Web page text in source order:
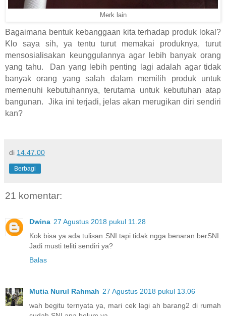
Merk lain
Bagaimana bentuk kebanggaan kita terhadap produk lokal?
Klo saya sih, ya tentu turut memakai produknya, turut
mensosialisakan keunggulannya agar lebih banyak orang
yang tahu.
Dan yang lebih penting lagi adalah agar tidak
banyak orang yang salah dalam memilih produk untuk
memenuhi kebutuhannya, terutama untuk kebutuhan atap
bangunan.
Jika ini terjadi, jelas akan merugikan diri sendiri
kan?
di 14.47.00
Berbagi
21 komentar:
Dwina 27 Agustus 2018 pukul 11.28
Kok bisa ya ada tulisan SNI tapi tidak ngga benaran berSNI.
Jadi musti teliti sendiri ya?
Balas
Mutia Nurul Rahmah 27 Agustus 2018 pukul 13.06
wah begitu ternyata ya, mari cek lagi ah barang2 di rumah